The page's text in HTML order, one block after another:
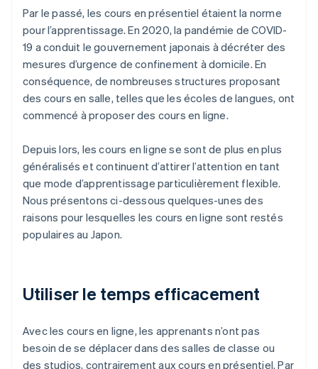
Par le passé, les cours en présentiel étaient la norme
pour l’apprentissage. En 2020, la pandémie de COVID-
19 a conduit le gouvernement japonais à décréter des
mesures d’urgence de confinement à domicile. En
conséquence, de nombreuses structures proposant
des cours en salle, telles que les écoles de langues, ont
commencé à proposer des cours en ligne.
Depuis lors, les cours en ligne se sont de plus en plus
généralisés et continuent d’attirer l’attention en tant
que mode d’apprentissage particulièrement flexible.
Nous présentons ci-dessous quelques-unes des
raisons pour lesquelles les cours en ligne sont restés
populaires au Japon.
Utiliser le temps efficacement
Avec les cours en ligne, les apprenants n’ont pas
besoin de se déplacer dans des salles de classe ou
des studios, contrairement aux cours en présentiel. Par